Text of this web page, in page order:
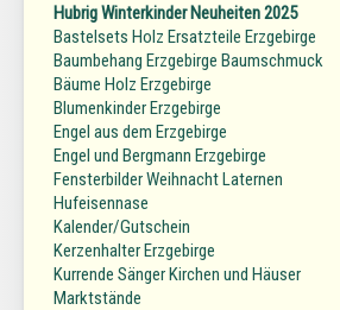
Hubrig Winterkinder Neuheiten 2025
Bastelsets Holz Ersatzteile Erzgebirge
Baumbehang Erzgebirge Baumschmuck
Bäume Holz Erzgebirge
Blumenkinder Erzgebirge
Engel aus dem Erzgebirge
Engel und Bergmann Erzgebirge
Fensterbilder Weihnacht Laternen
Hufeisennase
Kalender/Gutschein
Kerzenhalter Erzgebirge
Kurrende Sänger Kirchen und Häuser
Marktstände